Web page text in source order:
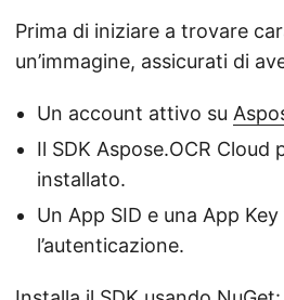
Prima di iniziare a trovare
un’immagine, assicurati di
Un account attivo su
Il SDK Aspose.OCR Cloud
installato.
Un App SID e una App
l’autenticazione.